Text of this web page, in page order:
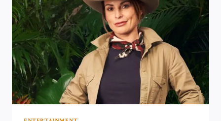
DYNAMISCHE
PRIJSSTELLING:
‘VROEGER
VERKOCHTEN
WE
ONZE
EIGEN
TICKETS’